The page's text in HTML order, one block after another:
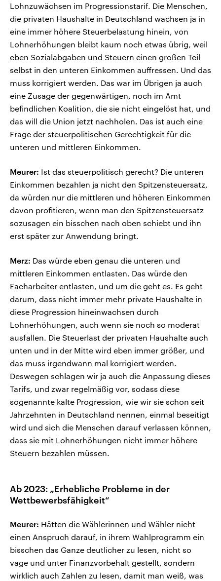
Lohnzuwächsen im Progressionstarif. Die Menschen,
die privaten Haushalte in Deutschland wachsen ja in
eine immer höhere Steuerbelastung hinein, von
Lohnerhöhungen bleibt kaum noch etwas übrig, weil
eben Sozialabgaben und Steuern einen großen Teil
selbst in den unteren Einkommen auffressen. Und das
muss korrigiert werden. Das war im Übrigen ja auch
eine Zusage der gegenwärtigen, noch im Amt
befindlichen Koalition, die sie nicht eingelöst hat, und
das will die Union jetzt nachholen. Das ist auch eine
Frage der steuerpolitischen Gerechtigkeit für die
unteren und mittleren Einkommen.
Meurer: Ist das steuerpolitisch gerecht? Die unteren
Einkommen bezahlen ja nicht den Spitzensteuersatz,
da würden nur die mittleren und höheren Einkommen
davon profitieren, wenn man den Spitzensteuersatz
sozusagen ein bisschen nach oben schiebt und ihn
erst später zur Anwendung bringt.
Merz: Das würde eben genau die unteren und
mittleren Einkommen entlasten. Das würde den
Facharbeiter entlasten, und um die geht es. Es geht
darum, dass nicht immer mehr private Haushalte in
diese Progression hineinwachsen durch
Lohnerhöhungen, auch wenn sie noch so moderat
ausfallen. Die Steuerlast der privaten Haushalte auch
unten und in der Mitte wird eben immer größer, und
das muss irgendwann mal korrigiert werden.
Deswegen schlagen wir ja auch die Anpassung dieses
Tarifs, und zwar regelmäßig vor, sodass diese
sogenannte kalte Progression, wie wir sie schon seit
Jahrzehnten in Deutschland nennen, einmal beseitigt
wird und sich die Menschen darauf verlassen können,
dass sie mit Lohnerhöhungen nicht immer höhere
Steuern bezahlen müssen.
Ab 2023: „Erhebliche Probleme in der
Wettbewerbsfähigkeit“
Meurer: Hätten die Wählerinnen und Wähler nicht
einen Anspruch darauf, in ihrem Wahlprogramm ein
bisschen das Ganze deutlicher zu lesen, nicht so
vage und unter Finanzvorbehalt gestellt, sondern
wirklich auch Zahlen zu lesen, damit man weiß, was